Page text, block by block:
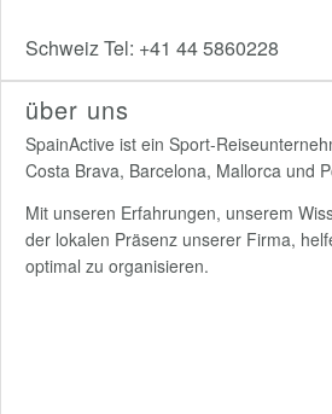
Schweiz Tel: +41 44 5860228
über uns
SpainActive ist ein Sport-
Costa Brava, Barcelona, Mallorca und
Mit unseren Erfahrungen, unserem
der lokalen Präsenz unserer Firma,
optimal zu organisieren.